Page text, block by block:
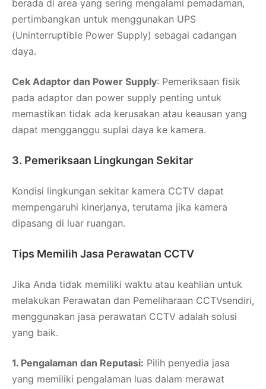
berada di area yang sering mengalami pemadaman,
pertimbangkan untuk menggunakan UPS
(Uninterruptible Power Supply) sebagai cadangan
daya.
Cek Adaptor dan Power Supply: Pemeriksaan fisik
pada adaptor dan power supply penting untuk
memastikan tidak ada kerusakan atau keausan yang
dapat mengganggu suplai daya ke kamera.
3. Pemeriksaan Lingkungan Sekitar
Kondisi lingkungan sekitar kamera CCTV dapat
mempengaruhi kinerjanya, terutama jika kamera
dipasang di luar ruangan.
Tips Memilih Jasa Perawatan CCTV
Jika Anda tidak memiliki waktu atau keahlian untuk
melakukan Perawatan dan Pemeliharaan CCTVsendiri,
menggunakan jasa perawatan CCTV adalah solusi
yang baik.
1. Pengalaman dan Reputasi: Pilih penyedia jasa
yang memiliki pengalaman luas dalam merawat